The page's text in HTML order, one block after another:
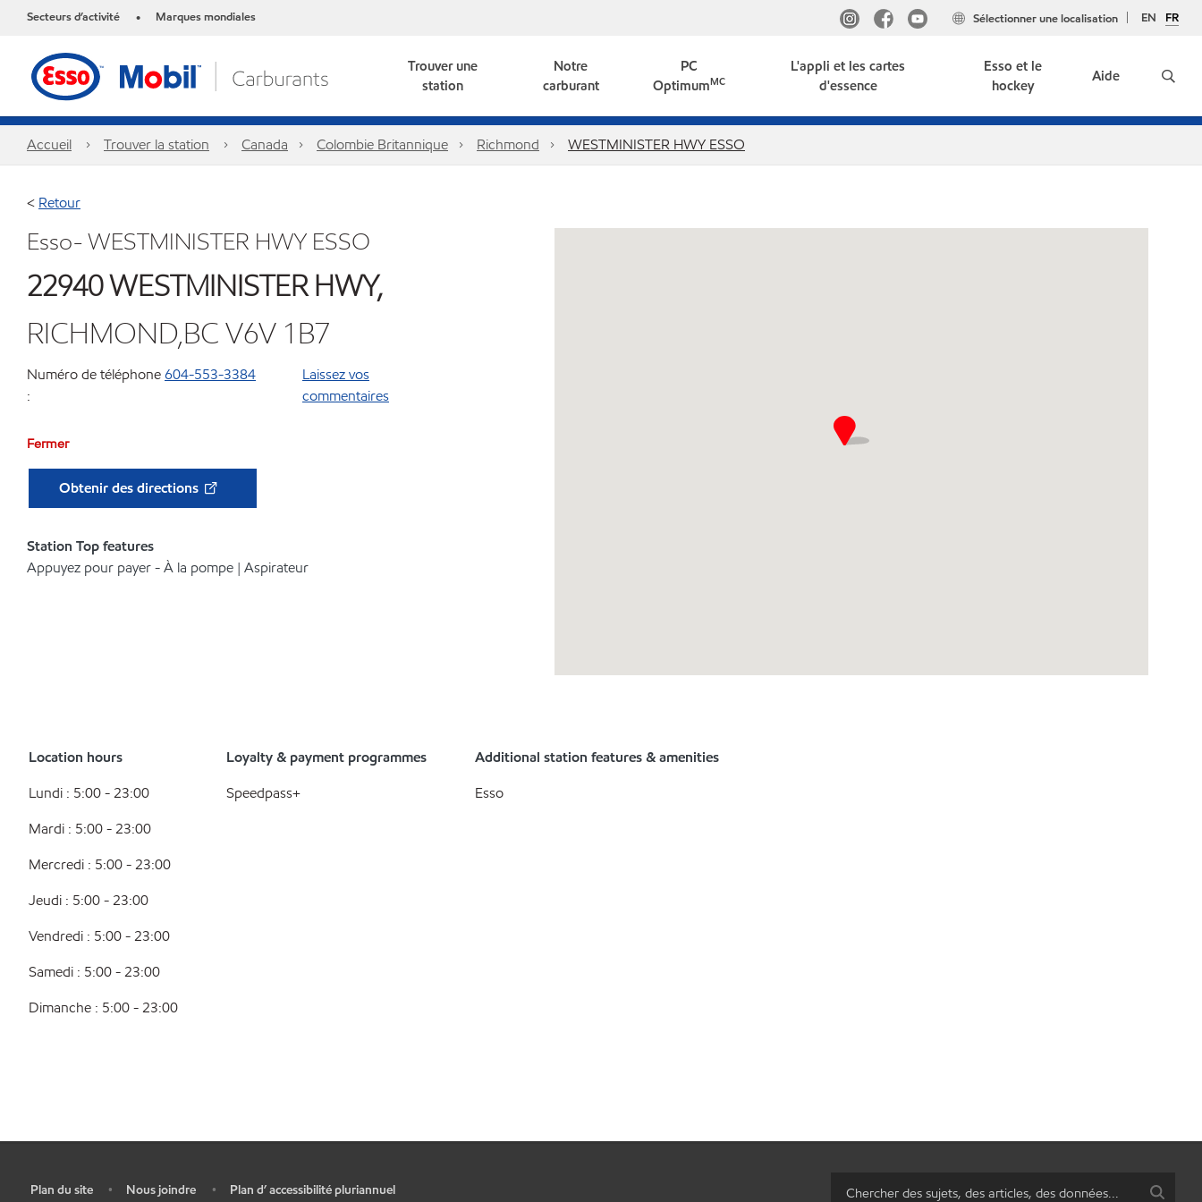
Secteurs d’activité • Marques mondiales EN FR
Sélectionner une localisation
Trouver une
station
Notre
carburant
PC
OptimumMC
L'appli et les cartes
d'essence
Esso et le
hockey
Aide
Accueil Trouver la station Canada Colombie Britannique Richmond WESTMINISTER HWY ESSO
< Retour
Esso- WESTMINISTER HWY ESSO
22940 WESTMINISTER HWY,
RICHMOND,BC V6V 1B7
Numéro de téléphone
:
604-553-3384
Laissez vos
commentaires
Fermer
Obtenir des directions
Station Top features
Appuyez pour payer - À la pompe | Aspirateur
Location hours
Lundi : 5:00 - 23:00
Mardi : 5:00 - 23:00
Mercredi : 5:00 - 23:00
Jeudi : 5:00 - 23:00
Vendredi : 5:00 - 23:00
Samedi : 5:00 - 23:00
Dimanche : 5:00 - 23:00
Loyalty & payment programmes
Speedpass+
Additional station features & amenities
Esso
Plan du site • Nous joindre • Plan d’ accessibilité pluriannuel